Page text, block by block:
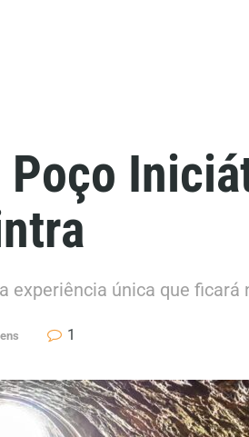
experiência única que ficará
1